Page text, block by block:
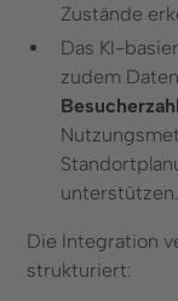
Zustände
Das KI-
zudem
unterstützen.
Die Integration
strukturiert: